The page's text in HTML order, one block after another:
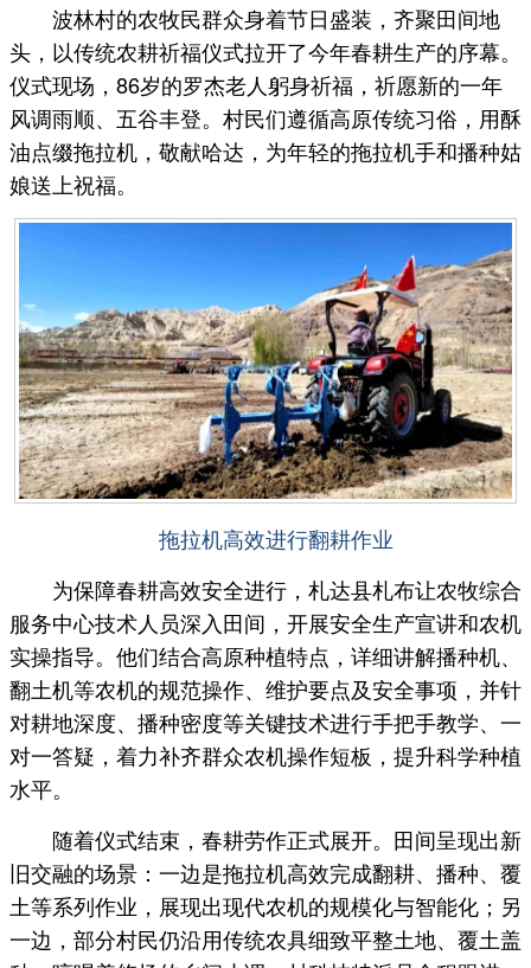
波林村的农牧民群众身着节日盛装，齐聚田间地
头，以传统农耕祈福仪式拉开了今年春耕生产的序幕。
仪式现场，86岁的罗杰老人躬身祈福，祈愿新的一年
风调雨顺、五谷丰登。村民们遵循高原传统习俗，用酥
油点缀拖拉机，敬献哈达，为年轻的拖拉机手和播种姑
娘送上祝福。
拖拉机高效进行翻耕作业
为保障春耕高效安全进行，札达县札布让农牧综合
服务中心技术人员深入田间，开展安全生产宣讲和农机
实操指导。他们结合高原种植特点，详细讲解播种机、
翻土机等农机的规范操作、维护要点及安全事项，并针
对耕地深度、播种密度等关键技术进行手把手教学、一
对一答疑，着力补齐群众农机操作短板，提升科学种植
水平。
随着仪式结束，春耕劳作正式展开。田间呈现出新
旧交融的场景：一边是拖拉机高效完成翻耕、播种、覆
土等系列作业，展现出现代农机的规模化与智能化；另
一边，部分村民仍沿用传统农具细致平整土地、覆土盖